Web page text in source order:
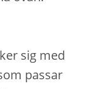
sig med
passar